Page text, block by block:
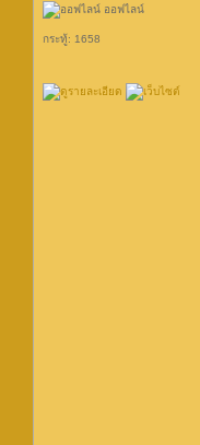
ออฟไลน์
กระทู้: 1658